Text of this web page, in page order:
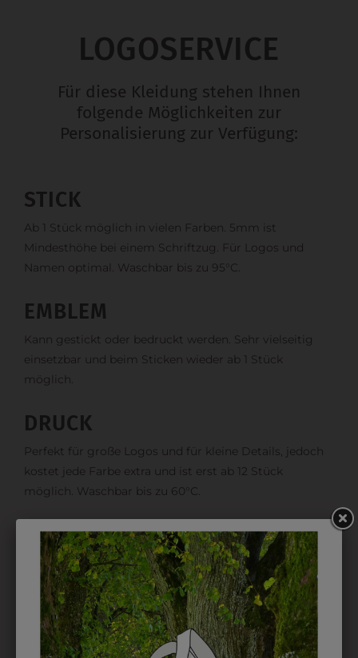
LOGOSERVICE
Für diese Kleidung stehen Ihnen
folgende Möglichkeiten zur
Personalisierung zur Verfügung:
STICK
Ab 1 Stück möglich in vielen Farben. 5mm ist
Mindesthöhe bei einem Schriftzug. Für Logos und
Namen optimal. Waschbar bis zu 95°C.
EMBLEM
Kann gestickt oder bedruckt werden. Sehr vielseitig
einsetzbar und beim Sticken wieder ab 1 Stück
möglich.
DRUCK
Perfekt für große Logos und für kleine Details, jedoch
kostet jede Farbe extra und ist erst ab 12 Stück
möglich. Waschbar bis zu 60°C.
DAS KÖNNTE IHNEN